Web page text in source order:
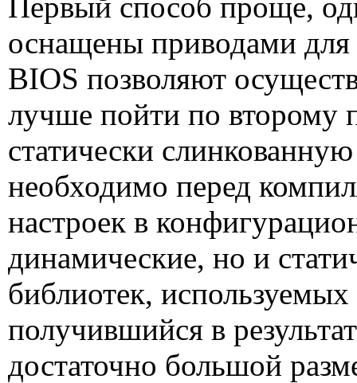
оснащены приводами для
BIOS позволяют
лучше пойти по второму
статически
необходимо перед
настроек в
динамические, но и
библиотек,
получившийся в
достаточно большой